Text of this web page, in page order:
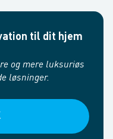
til dit hjem
og mere luksuriøs
løsninger.